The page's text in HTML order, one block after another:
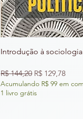
Introdução à
Preço normal
R$ 144,20 Preço
R$ 129,78
Acumulando R$ 99 em
1 livro grátis